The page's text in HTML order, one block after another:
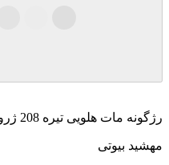
رژگونه مات هلویی تیره 208 ژرورا
مهشید بیوتی